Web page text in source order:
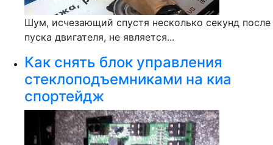
Шум, исчезающий спустя несколько секунд после
пуска двигателя, не является...
Как снять блок управления
стеклоподъемниками на киа
спортейдж